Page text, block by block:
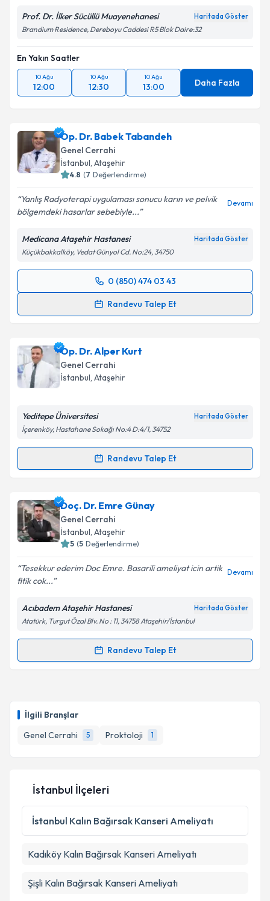
İlgili Branşlar
Genel Cerrahi
5 Proktoloji 1
Prof. Dr. İlker Sücüllü Muayenehanesi Haritada Göster
Brandium Residence, Dereboyu Caddesi R5 Blok Daire:32
En Yakın Saatler
10 Ağu
12:00
10 Ağu
12:30
10 Ağu
13:00 Daha Fazla
Op. Dr. Babek Tabandeh
Genel Cerrahi
İstanbul, Ataşehir
4.8 (7 Değerlendirme)
Yanlış Radyoterapi uygulaması sonucu karın ve pelvik
bölgemdeki hasarlar sebebiyle...
Devamı
Medicana Ataşehir Hastanesi Haritada Göster
Küçükbakkalköy, Vedat Günyol Cd. No:24, 34750
0 (850) 474 03 43
Randevu Talep Et
Randevu Takvimi Talebi
takvim hazırlandığında e-posta ile bilgilendireceğiz.
E-posta Adresiniz
Kişisel verilerimin işlenmesine ilişkin
Metni'ni okudum ve kişisel verilerimin belirtilen
kapsamda işlenmesini kabul ediyorum.
Op. Dr. Alper Kurt
Genel Cerrahi
İstanbul, Ataşehir
Yeditepe Üniversitesi Haritada Göster
İçerenköy, Hastahane Sokağı No:4 D:4/1, 34752
Randevu Talep Et
Randevu Takvimi Talebi
Op. Dr. Alper Kurtiçin randevu takvimi talebi
oluşturun. Size bu uzmandan randevu almanız için bir
takvim hazırlandığında e-posta ile bilgilendireceğiz.
Kişisel verilerimin işlenmesine ilişkin
Aydınlatma
Metni'ni okudum ve kişisel verilerimin belirtilen
kapsamda işlenmesini kabul ediyorum.
Doç. Dr. Emre Günay
Genel Cerrahi
İstanbul, Ataşehir
5 (5 Değerlendirme)
Tesekkur ederim Doc Emre. Basarili ameliyat icin artik
fitik cok...
Devamı
Acıbadem Ataşehir Hastanesi Haritada Göster
Atatürk, Turgut Özal Blv. No : 11, 34758 Ataşehir/İstanbul
Randevu Talep Et
Randevu Takvimi Talebi
takvim hazırlandığında e-posta ile bilgilendireceğiz.
E-posta Adresiniz
Kişisel verilerimin işlenmesine ilişkinAydınlatma
Metni
'ni okudum ve kişisel verilerimin belirtilen
kapsamda işlenmesini kabul ediyorum.
İstanbul İlçeleri
İstanbul Kalın Bağırsak Kanseri Ameliyatı
Kadıköy Kalın Bağırsak Kanseri Ameliyatı
Şişli Kalın Bağırsak Kanseri Ameliyatı